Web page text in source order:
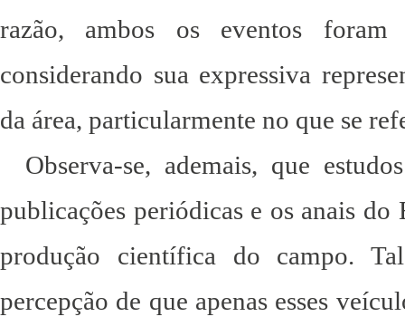
razão, ambos os eventos foram
considerando sua expressiva
da área, particularmente no que se
Observa-se, ademais, que
publicações periódicas e os anais
produção científica do campo.
percepção de que apenas esses